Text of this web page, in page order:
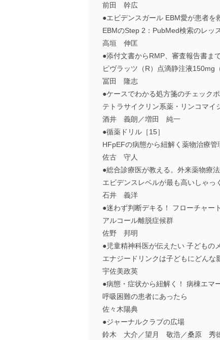
前田 幹広
●エビデンスガール EBM愛が患者を
EBMのStep 2：PubMed検索のレッ
高垣 伸匡
●添付文書からRMP、審査報告書ま
ピヴラッツ（R）点滴静注液150mg
冨田 隆志
●ケースでわかる処方箋のチェック
テトラサイクリン系薬・リンコマイ
酒井 義朗／増田 純一
●循薬ドリル［15］
HFpEFの病態から紐解く薬物治療管
佐古 守人
●総合診療医が教える。外来薬物療
エビデンスレベルが最も高いしゃっ
石井 義洋
●迷わず判断デキる！ フローチャー
アルコール離脱症候群
佐野 邦明
●児童精神科医が伝えたい 子どもの
エナジードリンクは子どもにどんな
宇佐美政英
●病態・症状から紐解く！ 病棟エマ
呼吸困難の患者にあったら
佐々木陽典
●ジャーナルクラブの広場
鈴木 大介／望月 敬浩／桑原 秀